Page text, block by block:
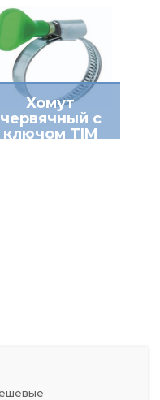
Хомут
червячный с
ключом TIM